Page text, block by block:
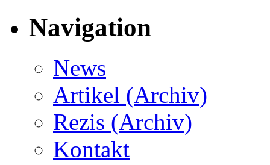
Navigation
News
Artikel (Archiv)
Rezis (Archiv)
Kontakt